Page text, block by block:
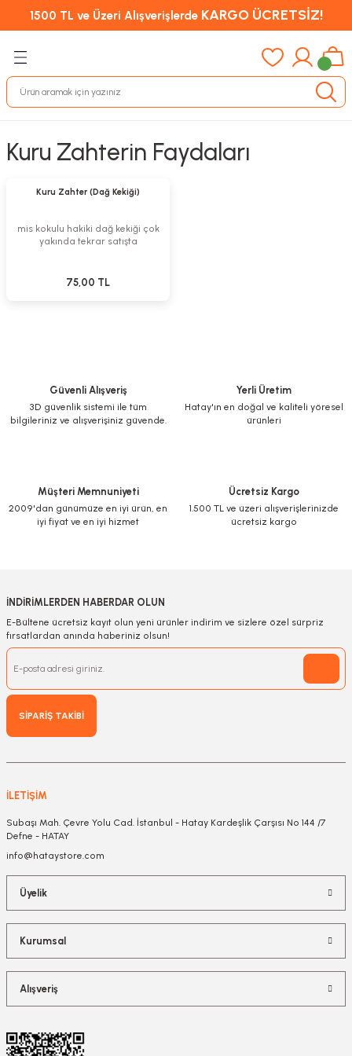
1500 TL ve Üzeri Alışverişlerde KARGO ÜCRETSİZ!
Kuru Zahterin Faydaları
Kuru Zahter (Dağ Kekiği)
mis kokulu hakiki dağ kekiği çok
yakında tekrar satışta
75,00 TL
Güvenli Alışveriş
3D güvenlik sistemi ile tüm
bilgileriniz ve alışverişiniz güvende.
Yerli Üretim
Hatay'ın en doğal ve kaliteli yöresel
ürünleri
Müşteri Memnuniyeti
2009'dan günümüze en iyi ürün, en
iyi fiyat ve en iyi hizmet
Ücretsiz Kargo
1.500 TL ve üzeri alışverişlerinizde
ücretsiz kargo
İNDİRİMLERDEN HABERDAR OLUN
E-Bültene ücretsiz kayıt olun yeni ürünler indirim ve sizlere özel sürpriz
fırsatlardan anında haberiniz olsun!
SİPARİŞ TAKİBİ
İLETİŞİM
Subaşı Mah. Çevre Yolu Cad. İstanbul - Hatay Kardeşlik Çarşısı No 144 /7
Defne - HATAY
info@hataystore.com
Üyelik
Kurumsal
Alışveriş